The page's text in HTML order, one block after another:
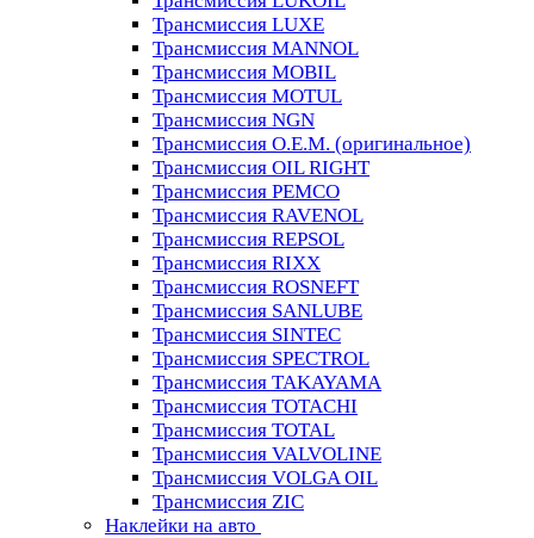
Трансмиссия LUXE
Трансмиссия MANNOL
Трансмиссия MOBIL
Трансмиссия MOTUL
Трансмиссия NGN
Трансмиссия O.E.M. (оригинальное)
Трансмиссия OIL RIGHT
Трансмиссия PEMCO
Трансмиссия RAVENOL
Трансмиссия REPSOL
Трансмиссия RIXX
Трансмиссия ROSNEFT
Трансмиссия SANLUBE
Трансмиссия SINTEC
Трансмиссия SPECTROL
Трансмиссия TAKAYAMA
Трансмиссия TOTACHI
Трансмиссия TOTAL
Трансмиссия VALVOLINE
Трансмиссия VOLGA OIL
Трансмиссия ZIC
Наклейки на авто